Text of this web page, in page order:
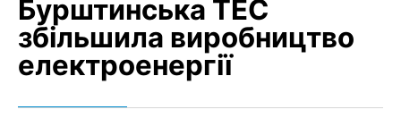
Бурштинська ТЕС
збільшила виробництво
електроенергії